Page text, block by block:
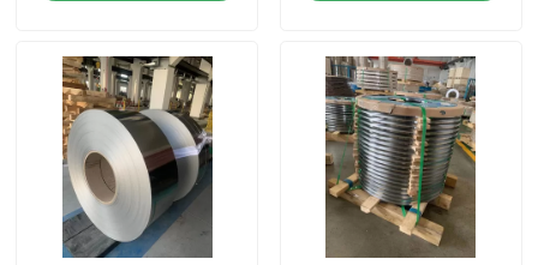
Vídeos
Sobre nós
Excursão da fábrica